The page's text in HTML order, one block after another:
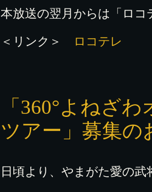
本放送の翌月からは「ロコ
＜リンク＞ ロコテレ
「360°よねざ
ツアー」募集の
日頃より、やまがた愛の武